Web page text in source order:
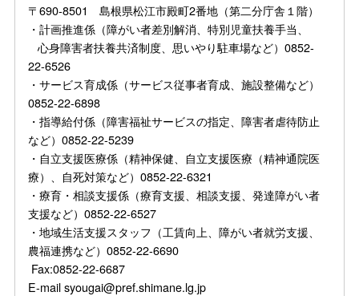
〒690-8501 島根県松江市殿町2番地（第二分庁舎１階）
・計画推進係（障がい者差別解消、特別児童扶養手当、
心身障害者扶養共済制度、思いやり駐車場など）0852-
22-6526
・サービス育成係（サービス従事者育成、施設整備など）
0852-22-6898
・指導給付係（障害福祉サービスの指定、障害者虐待防止
など）0852-22-5239
・自立支援医療係（精神保健、自立支援医療（精神通院医
療）、自死対策など）0852-22-6321
・療育・相談支援係（療育支援、相談支援、発達障がい者
支援など）0852-22-6527
・地域生活支援スタッフ（工賃向上、障がい者就労支援、
農福連携など）0852-22-6690
Fax:0852-22-6687
E-mail syougai@pref.shimane.lg.jp